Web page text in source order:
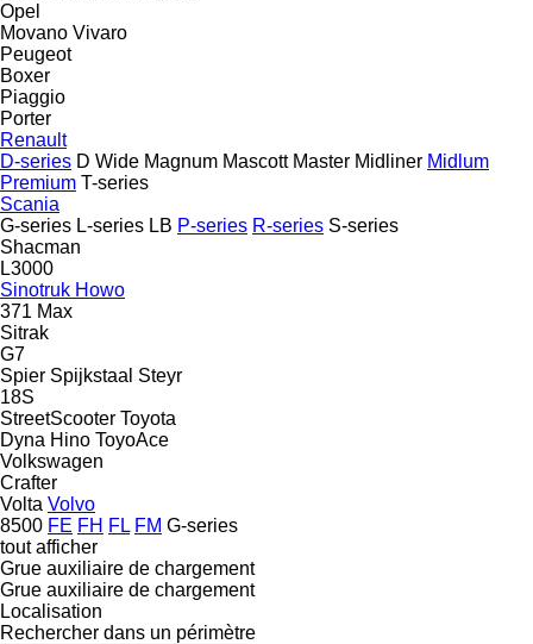
Opel
Movano Vivaro
Peugeot
Boxer
Piaggio
Porter
Renault
D-series D Wide Magnum Mascott Master Midliner Midlum
Premium T-series
Scania
G-series L-series LB P-series R-series S-series
Shacman
L3000
Sinotruk Howo
371 Max
Sitrak
G7
Spier Spijkstaal Steyr
18S
StreetScooter Toyota
Dyna Hino ToyoAce
Volkswagen
Crafter
Volta Volvo
8500 FE FH FL FM G-series
tout afficher
Grue auxiliaire de chargement
Grue auxiliaire de chargement
Localisation
Rechercher dans un périmètre